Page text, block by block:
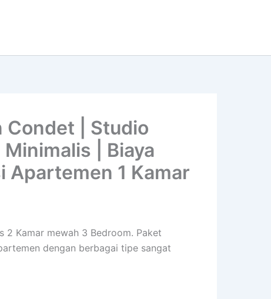
| Studio
| Biaya
Apartemen 1 Kamar
Kamar mewah 3 Bedroom. Paket
dengan berbagai tipe sangat